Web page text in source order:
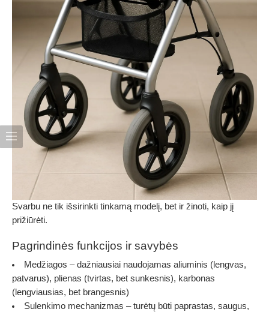
Svarbu ne tik išsirinkti tinkamą modelį, bet ir žinoti, kaip jį
prižiūrėti.
Pagrindinės funkcijos ir savybės
Medžiagos – dažniausiai naudojamas aliuminis (lengvas,
patvarus), plienas (tvirtas, bet sunkesnis), karbonas
(lengviausias, bet brangesnis)
Sulenkimo mechanizmas – turėtų būti paprastas, saugus,